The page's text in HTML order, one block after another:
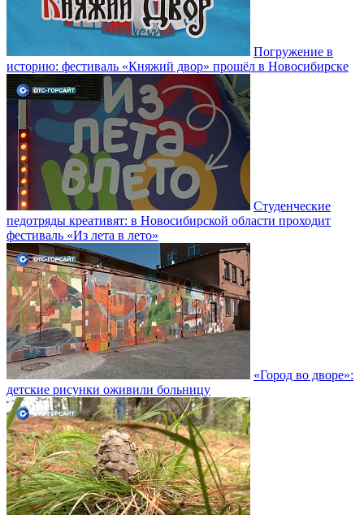
Погружение в
историю: фестиваль «Княжий двор» прошёл в Новосибирске
Студенческие
педотряды креативят: в Новосибирской области проходит
фестиваль «Из лета в лето»
«Город во дворе»:
детские рисунки оживили больницу